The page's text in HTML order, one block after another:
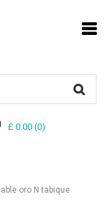
£ 0.00(0)
oro N tabique